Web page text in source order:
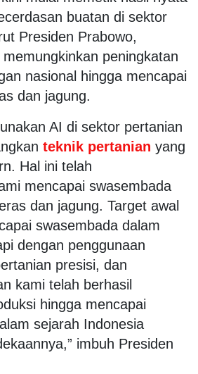
buatan di sektor
Presiden Prabowo,
peningkatan
nasional hingga mencapai
dan jagung.
AI di sektor pertanian
teknik pertanian yang
Hal ini telah
mencapai swasembada
dan jagung. Target awal
swasembada dalam
dengan penggunaan
presisi, dan
kami telah berhasil
hingga mencapai
sejarah Indonesia
imbuh Presiden